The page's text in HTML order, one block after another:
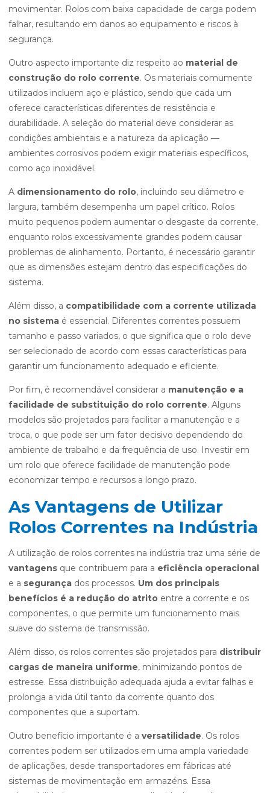
movimentar. Rolos com baixa capacidade de carga podem
falhar, resultando em danos ao equipamento e riscos à
segurança.
Outro aspecto importante diz respeito ao material de
construção do rolo corrente. Os materiais comumente
utilizados incluem aço e plástico, sendo que cada um
oferece características diferentes de resistência e
durabilidade. A seleção do material deve considerar as
condições ambientais e a natureza da aplicação —
ambientes corrosivos podem exigir materiais específicos,
como aço inoxidável.
A dimensionamento do rolo, incluindo seu diâmetro e
largura, também desempenha um papel crítico. Rolos
muito pequenos podem aumentar o desgaste da corrente,
enquanto rolos excessivamente grandes podem causar
problemas de alinhamento. Portanto, é necessário garantir
que as dimensões estejam dentro das especificações do
sistema.
Além disso, a compatibilidade com a corrente utilizada
no sistema é essencial. Diferentes correntes possuem
tamanho e passo variados, o que significa que o rolo deve
ser selecionado de acordo com essas características para
garantir um funcionamento adequado e eficiente.
Por fim, é recomendável considerar a manutenção e a
facilidade de substituição do rolo corrente. Alguns
modelos são projetados para facilitar a manutenção e a
troca, o que pode ser um fator decisivo dependendo do
ambiente de trabalho e da frequência de uso. Investir em
um rolo que oferece facilidade de manutenção pode
economizar tempo e recursos a longo prazo.
As Vantagens de Utilizar
Rolos Correntes na Indústria
A utilização de rolos correntes na indústria traz uma série de
vantagens que contribuem para a eficiência operacional
e a segurança dos processos. Um dos principais
benefícios é a redução do atrito entre a corrente e os
componentes, o que permite um funcionamento mais
suave do sistema de transmissão.
Além disso, os rolos correntes são projetados para distribuir
cargas de maneira uniforme, minimizando pontos de
estresse. Essa distribuição adequada ajuda a evitar falhas e
prolonga a vida útil tanto da corrente quanto dos
componentes que a suportam.
Outro benefício importante é a versatilidade. Os rolos
correntes podem ser utilizados em uma ampla variedade
de aplicações, desde transportadores em fábricas até
sistemas de movimentação em armazéns. Essa